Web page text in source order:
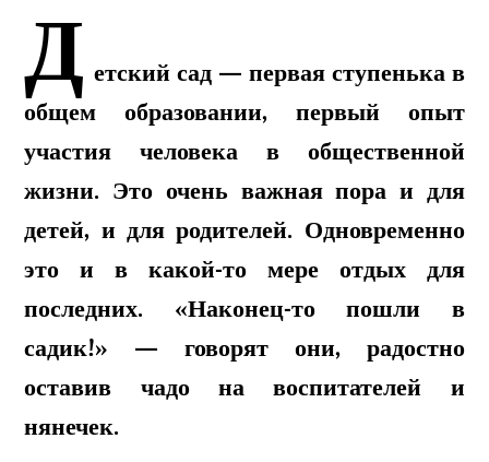
Д етский сад — первая ступенька в
общем образовании, первый опыт
участия человека в общественной
жизни. Это очень важная пора и для
детей, и для родителей. Одновременно
это и в какой-то мере отдых для
последних. «Наконец-то пошли в
садик!» — говорят они, радостно
оставив чадо на воспитателей и
нянечек.